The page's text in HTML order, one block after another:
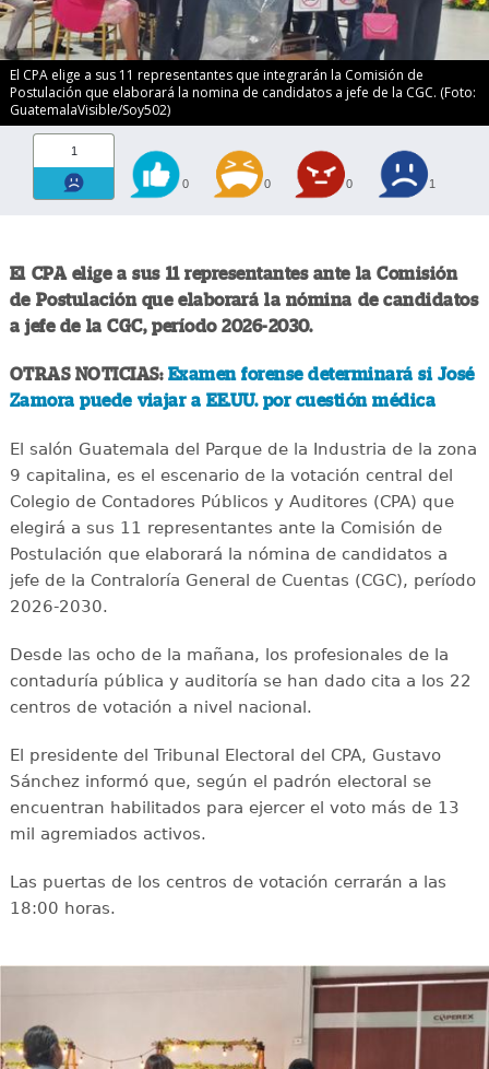
El CPA elige a sus 11 representantes que integrarán la Comisión de
Postulación que elaborará la nomina de candidatos a jefe de la CGC. (Foto:
GuatemalaVisible/Soy502)
1
0 0 0 1
El CPA elige a sus 11 representantes ante la Comisión
de Postulación que elaborará la nómina de candidatos
a jefe de la CGC, período 2026-2030.
OTRAS NOTICIAS: Examen forense determinará si José
Zamora puede viajar a EE.UU. por cuestión médica
El salón Guatemala del Parque de la Industria de la zona
9 capitalina, es el escenario de la votación central del
Colegio de Contadores Públicos y Auditores (CPA) que
elegirá a sus 11 representantes ante la Comisión de
Postulación que elaborará la nómina de candidatos a
jefe de la Contraloría General de Cuentas (CGC), período
2026-2030.
Desde las ocho de la mañana, los profesionales de la
contaduría pública y auditoría se han dado cita a los 22
centros de votación a nivel nacional.
El presidente del Tribunal Electoral del CPA, Gustavo
Sánchez informó que, según el padrón electoral se
encuentran habilitados para ejercer el voto más de 13
mil agremiados activos.
Las puertas de los centros de votación cerrarán a las
18:00 horas.